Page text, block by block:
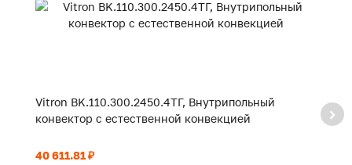
Vitron BK.110.300.2450.4ТГ, Внутрипольный
конвектор с естественной конвекцией
40 611.81 ₽